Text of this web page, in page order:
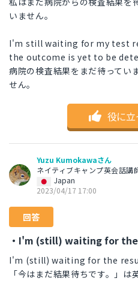
いません。
I'm still waiting for my test
the outcome is yet to be
病院の検査結果をまだ待ってい
せん。
役に立
Yuzu Kumokawaさん
ネイティブキャンプ英会話講
Japan
2023/04/17 17:00
回答
・I'm (still) waiting for
I'm (still) waiting for the
「今はまだ結果待ちです。